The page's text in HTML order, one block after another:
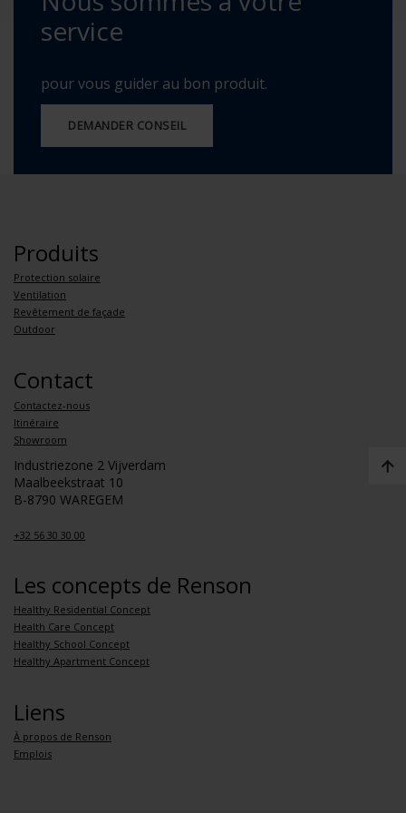
service
pour vous guider au bon produit.
DEMANDER CONSEIL
Produits
Protection solaire
Ventilation
Revêtement de façade
Outdoor
Contact
Contactez-nous
Itinéraire
Showroom
Industriezone 2 Vijverdam
Maalbeekstraat 10
B-8790 WAREGEM
+32 56 30 30 00
Les concepts de Renson
Healthy Residential Concept
Health Care Concept
Healthy School Concept
Healthy Apartment Concept
Liens
À propos de Renson
Emplois